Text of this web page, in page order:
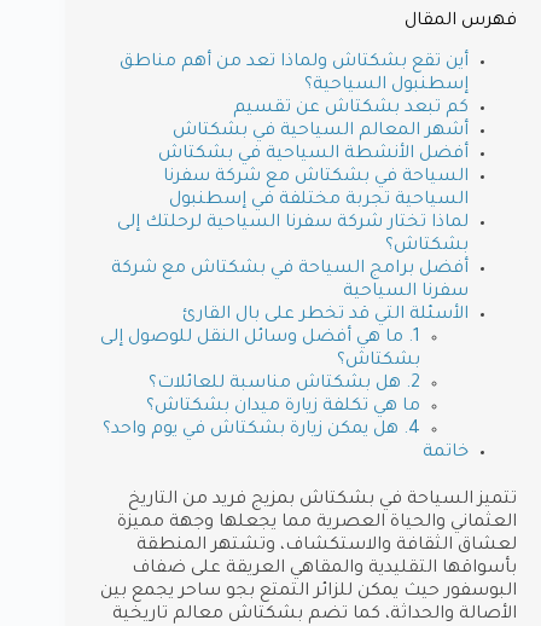
فهرس المقال
أين تقع بشكتاش ولماذا تعد من أهم مناطق
إسطنبول السياحية؟
كم تبعد بشكتاش عن تقسيم
أشهر المعالم السياحية في بشكتاش
أفضل الأنشطة السياحية في بشكتاش
السياحة في بشكتاش مع شركة سفرنا
السياحية تجربة مختلفة في إسطنبول
لماذا تختار شركة سفرنا السياحية لرحلتك إلى
بشكتاش؟
أفضل برامج السياحة في بشكتاش مع شركة
سفرنا السياحية
الأسئلة التي قد تخطر على بال القارئ
1. ما هي أفضل وسائل النقل للوصول إلى
بشكتاش؟
2. هل بشكتاش مناسبة للعائلات؟
ما هي تكلفة زيارة ميدان بشكتاش؟
4. هل يمكن زيارة بشكتاش في يوم واحد؟
خاتمة
تتميز السياحة في بشكتاش بمزيج فريد من التاريخ
العثماني والحياة العصرية مما يجعلها وجهة مميزة
لعشاق الثقافة والاستكشاف، وتشتهر المنطقة
بأسواقها التقليدية والمقاهي العريقة على ضفاف
البوسفور حيث يمكن للزائر التمتع بجو ساحر يجمع بين
الأصالة والحداثة، كما تضم بشكتاش معالم تاريخية